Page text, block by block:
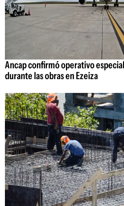
Ancap confirmó operativo
durante las obras en Ezeiza